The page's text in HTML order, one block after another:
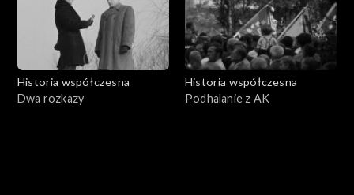
Historia współczesna
Dwa rozkazy
Historia współczesna
Podhalanie z AK